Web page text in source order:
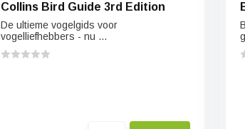
Collins Bird Guide 3rd Edition
De ultieme vogelgids voor
vogelliefhebbers - nu ...